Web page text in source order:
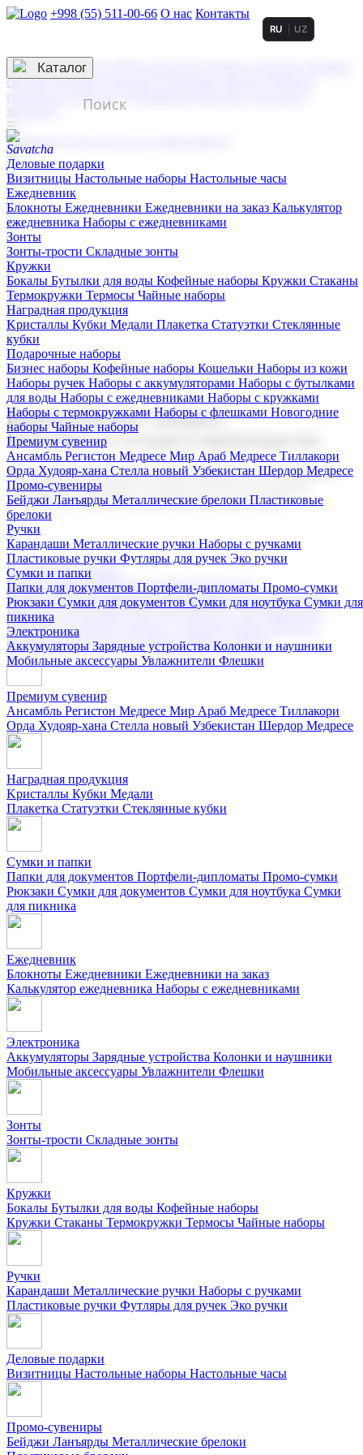
+998 (55) 511-00-66 О нас Контакты
3D гравировка
смолой (Doming)
гравировка твердая
тиснение
RU UZ
☰
Контакты
Каталог
Деловые подарки
Визитницы Настольные наборы Настольные часы
Ежедневник
Блокноты Ежедневники Ежедневники на заказ Калькулятор
ежедневника Наборы с ежедневниками
Зонты
Зонты-трости Складные зонты
Кружки
Бокалы Бутылки для воды Кофейные наборы Кружки Стаканы
Термокружки Термосы Чайные наборы
Наградная продукция
Kристаллы Кубки Медали Плакетка Статуэтки Стеклянные
кубки
Подарочные наборы
Бизнес наборы Кофейные наборы Кошельки Наборы из кожи
Наборы ручек Наборы с аккумуляторами Наборы с бутылками
для воды Наборы с ежедневниками Наборы с кружками
Наборы с термокружками Наборы с флешками Новогодние
наборы Чайные наборы
Премиум сувенир
Ансамбль Регистон Медресе Мир Араб Медресе Тиллакори
Орда Худояр-хана Стелла новый Узбекистан Шердор Медресе
Промо-сувениры
Бейджи Ланъярды Металлические брелоки Пластиковые
брелоки
Ручки
Карандаши Металлические ручки Наборы с ручками
Пластиковые ручки Футляры для ручек Эко ручки
Сумки и папки
Папки для документов Портфели-дипломаты Промо-сумки
Рюкзаки Сумки для документов Сумки для ноутбука Сумки для
пикника
Электроника
Аккумуляторы Зарядные устройства Колонки и наушники
Мобильные аксессуары Увлажнители Флешки
Корпоративные подарки
Поставка со склада и производство
Мы предлагаем широкий выбор корпоративных подарков и
сувениров с логотипом. В нашем каталоге вы найдете
продукцию для бизнеса, мероприятия и клиентов.
Подарочные наборы
Бизнес наборыКофейные наборы Кошельки
Наборы из кожиНаборы ручекНаборы с аккумуляторами
Наборы с бутылками для воды
Наборы с ежедневниками
Наборы с кружками
флешкамиНовогодние наборыЧайные наборы
Премиум сувенир
Ансамбль Регистон Медресе Мир Араб Медресе Тиллакори
Орда Худояр-хана Стелла новый Узбекистан Шердор Медресе
Наградная продукция
Kристаллы Кубки Медали
Плакетка Статуэтки Стеклянные кубки
Сумки и папки
Папки для документов Портфели-дипломаты Промо-сумки
Рюкзаки Сумки для документов Сумки для ноутбука Сумки
для пикника
Ежедневник
Блокноты Ежедневники Ежедневники на заказ
Калькулятор ежедневника Наборы с ежедневниками
Электроника
Аккумуляторы Зарядные устройства Колонки и наушники
Мобильные аксессуары Увлажнители Флешки
Зонты
Зонты-трости Складные зонты
Кружки
Бокалы Бутылки для воды Кофейные наборы
Кружки Стаканы Термокружки Термосы Чайные наборы
Ручки
Карандаши Металлические ручки Наборы с ручками
Пластиковые ручки Футляры для ручек Эко ручки
Деловые подарки
Визитницы Настольные наборы Настольные часы
Промо-сувениры
Бейджи Ланъярды Металлические брелоки